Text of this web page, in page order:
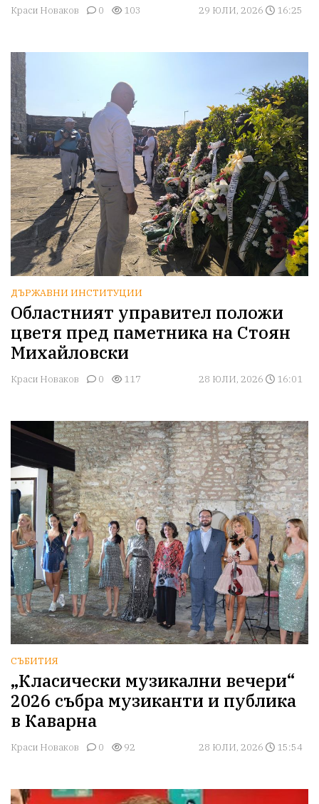
Краси Новаков 0 103 29 ЮЛИ, 2026 16:25
ДЪРЖАВНИ ИНСТИТУЦИИ
Областният управител положи
цветя пред паметника на Стоян
Михайловски
Краси Новаков 0 117 28 ЮЛИ, 2026 16:01
СЪБИТИЯ
„Класически музикални вечери“
2026 събра музиканти и публика
в Каварна
Краси Новаков 0 92 28 ЮЛИ, 2026 15:54